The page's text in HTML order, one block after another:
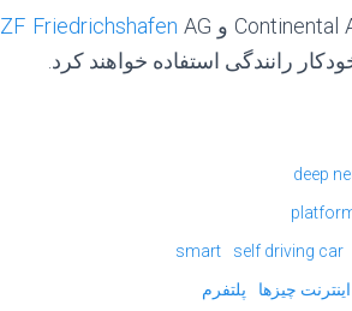
ZF Friedrichshafen
deep
self driving car
smart
اینترنت چیزها
پلتفرم